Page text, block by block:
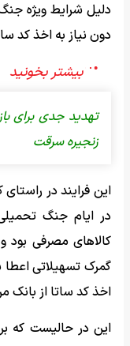
دلیل شرایط ویژه
دون نیاز به اخذ کد
تهدید جدی برای
زنجیره سرقت
این فرایند در
در ایام جنگ
کالاهای مصرفی بود
گمرک تسهیلاتی
اخذ کد ساتا از بانک
این در حالیست که بر